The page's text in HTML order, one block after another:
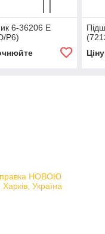
6-36206 Е
Р6)
НОВОЮ
Україна